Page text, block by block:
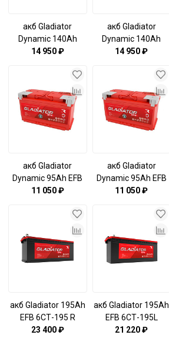
акб Gladiator
Dynamic 140Ah
6СТ-140R
14 950 ₽
акб Gladiator
Dynamic 140Ah
6СТ-140L
14 950 ₽
акб Gladiator
Dynamic 95Ah EFB
6СТ-95L
11 050 ₽
акб Gladiator
Dynamic 95Ah EFB
6СТ-95R
11 050 ₽
акб Gladiator 195Ah
EFB 6СТ-195 R
(516×223×223)
23 400 ₽
акб Gladiator 195Ah
EFB 6СТ-195L
(516×223×223)
21 220 ₽